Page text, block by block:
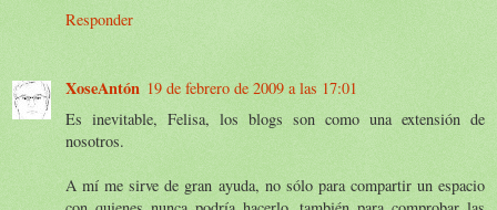
Responder
XoseAntón 19 de febrero de 2009 a las 17:01
Es inevitable, Felisa, los blogs son como una extensión de
nosotros.
A mí me sirve de gran ayuda, no sólo para compartir un espacio